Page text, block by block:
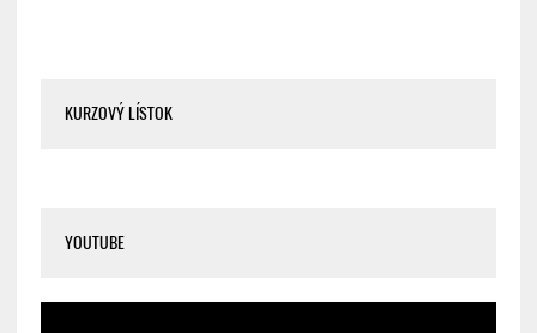
KURZOVÝ LÍSTOK
YOUTUBE